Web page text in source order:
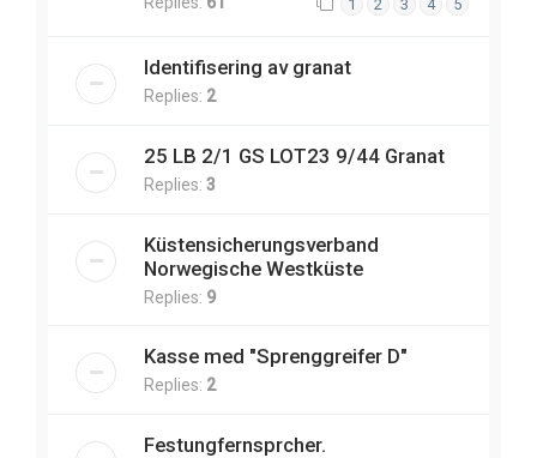
1 2 3 4 5
Identifisering av granat
Replies: 2
25 LB 2/1 GS LOT23 9/44 Granat
Replies: 3
Küstensicherungsverband
Norwegische Westküste
Replies: 9
Kasse med "Sprenggreifer D"
Replies: 2
Festungfernsprcher.